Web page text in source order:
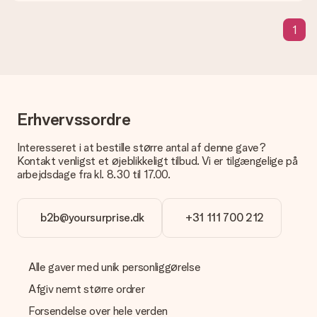
Hvordan tilføjer jeg et kort til min gave? / Hvad er et kort?
Ved at klikke på 'Gratis lykønskningskort' i vores indkøbskurv,
I øjeblikket har vi (endnu) ikke en gaveindpakningstjeneste til
at pakke din gave. Vi leverer vores gaver i en festlig
emballage. Det betyder, at din gave er klar til at blive givet,
eller at den kan sendes direkte til modtageren.
leveringsomkostninger
Hvad er leveringstiden, og hvornår modtager jeg min
gave?
Leveringstiden findes på gavens produktside. Du kan stole på,
at vores postfirma leverer din gave på denne dag.
1
Erhvervssordre
Interesseret i at bestille større antal af denne gave?
Kontakt venligst et øjeblikkeligt tilbud. Vi er tilgængelige på
arbejdsdage fra kl. 8.30 til 17.00.
b2b@yoursurprise.dk +31 111 700 212
Alle gaver med unik personliggørelse
Afgiv nemt større ordrer
Forsendelse over hele verden